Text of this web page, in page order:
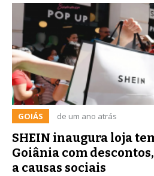
GOIÁS de um ano atrás
SHEIN inaugura loja
Goiânia com
a causas sociais